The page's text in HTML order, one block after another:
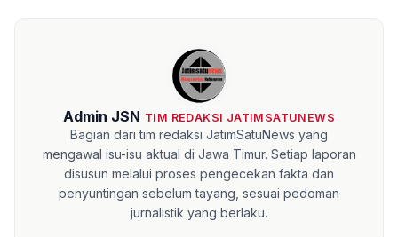
Admin JSN TIM REDAKSI JATIMSATUNEWS
Bagian dari tim redaksi JatimSatuNews yang
mengawal isu-isu aktual di Jawa Timur. Setiap laporan
disusun melalui proses pengecekan fakta dan
penyuntingan sebelum tayang, sesuai pedoman
jurnalistik yang berlaku.